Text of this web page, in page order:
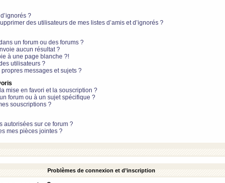
?
des utilisateurs de mes listes d’amis et d’ignorés ?
un forum ou des forums ?
aucun résultat ?
à une page blanche ?!
utilisateurs ?
messages et sujets ?
mise en favori et la souscription ?
forum ou à un sujet spécifique ?
souscriptions ?
autorisées sur ce forum ?
mes pièces jointes ?
Problèmes de connexion et d’inscription